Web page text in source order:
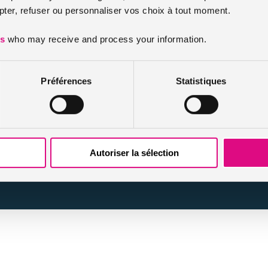
refuser ou personnaliser vos choix à tout moment.
who may receive and process your information.
Préférences Statistiques
Autoriser la sélection
grossiste sur internet spécialisé en IARD et en assurances de
Infos et conseils assurance auto
Infos et conseils assurance moto
Infos et conseils assurance habitation
Infos et conseils assurance personnes / animaux
Nos actualités